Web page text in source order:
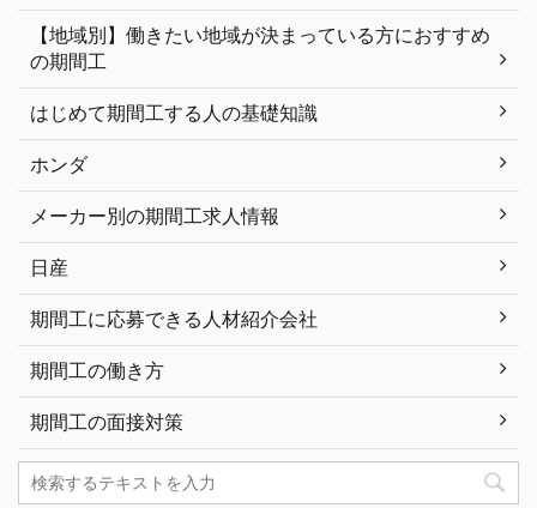
【地域別】働きたい地域が決まっている方におすすめ
の期間工
はじめて期間工する人の基礎知識
ホンダ
メーカー別の期間工求人情報
日産
期間工に応募できる人材紹介会社
期間工の働き方
期間工の面接対策